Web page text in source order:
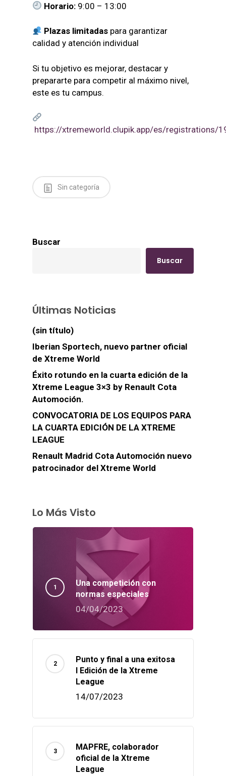
Horario: 9:00 – 13:00
Plazas limitadas para garantizar
calidad y atención individual
Si tu objetivo es mejorar, destacar y
prepararte para competir al máximo nivel,
este es tu campus.
https://xtremeworld.clupik.app/es/registrations/
Sin categoría
Buscar
Buscar
Últimas Noticias
(sin título)
Iberian Sportech, nuevo partner oficial
de Xtreme World
Éxito rotundo en la cuarta edición de la
Xtreme League 3×3 by Renault Cota
Automoción.
CONVOCATORIA DE LOS EQUIPOS PARA
LA CUARTA EDICIÓN DE LA XTREME
LEAGUE
Renault Madrid Cota Automoción nuevo
patrocinador del Xtreme World
Lo Más Visto
Una competición con
normas especiales
04/04/2023
Punto y final a una exitosa
I Edición de la Xtreme
League
14/07/2023
MAPFRE, colaborador
oficial de la Xtreme
League